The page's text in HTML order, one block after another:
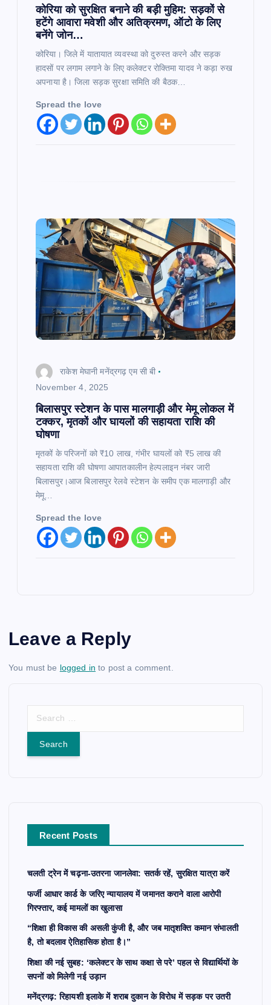
कोरिया को सुरक्षित बनाने की बड़ी मुहिम: सड़कों से
हटेंगे आवारा मवेशी और अतिक्रमण, ऑटो के लिए
बनेंगे जोन…
कोरिया। जिले में यातायात व्यवस्था को दुरुस्त करने और सड़क
हादसों पर लगाम लगाने के लिए कलेक्टर रोक्तिमा यादव ने कड़ा रुख
अपनाया है। जिला सड़क सुरक्षा समिति की बैठक…
Spread the love
राकेश मेघानी मनेंद्रगढ़ एम सी बी
November 4, 2025
बिलासपुर स्टेशन के पास मालगाड़ी और मेमू लोकल में
टक्कर, मृतकों और घायलों की सहायता राशि की
घोषणा
मृतकों के परिजनों को ₹10 लाख, गंभीर घायलों को ₹5 लाख की
सहायता राशि की घोषणा आपातकालीन हेल्पलाइन नंबर जारी
बिलासपुर।आज बिलासपुर रेलवे स्टेशन के समीप एक मालगाड़ी और
मेमू…
Spread the love
Leave a Reply
You must be logged in to post a comment.
r
Recent Posts
चलती ट्रेन में चढ़ना-उतरना जानलेवा: सतर्क रहें, सुरक्षित यात्रा करें
फर्जी आधार कार्ड के जरिए न्यायालय में जमानत कराने वाला आरोपी
गिरफ्तार, कई मामलों का खुलासा
“शिक्षा ही विकास की असली कुंजी है, और जब मातृशक्ति कमान संभालती
है, तो बदलाव ऐतिहासिक होता है।”
शिक्षा की नई सुबह: ‘कलेक्टर के साथ कक्षा से परे’ पहल से विद्यार्थियों के
सपनों को मिलेगी नई उड़ान
मनेंद्रगढ़: रिहायशी इलाके में शराब दुकान के विरोध में सड़क पर उतरी